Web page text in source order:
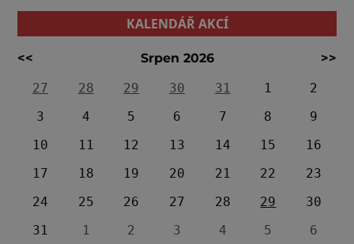
KALENDÁŘ AKCÍ
<< Srpen 2026
>>
27
28 29 30 31 1
2
3
4 5 6 7 8
9
10
11 12 13 14 15
16
17
18 19 20 21 22
23
24
25 26 27 28 29
30
31
1 2 3 4 5 6